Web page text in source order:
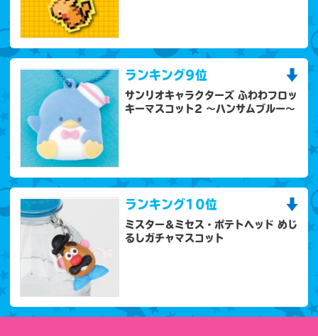
ランキング9位
サンリオキャラクターズ ふわわフロッ
キーマスコット2 ～ハンサムブルー～
ランキング10位
ミスター＆ミセス・ポテトヘッド めじ
るしガチャマスコット